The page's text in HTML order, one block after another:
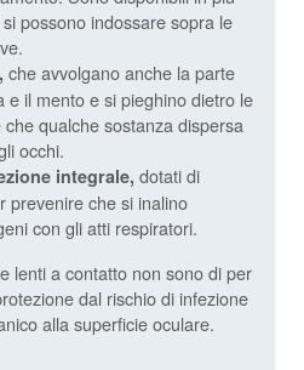
possono indossare sopra le
che avvolgano anche la parte
e il mento e si pieghino dietro le
qualche sostanza dispersa
occhi.
integrale, dotati di
prevenire che si inalino
con gli atti respiratori.
lenti a contatto non sono di per
dal rischio di infezione
alla superficie oculare.